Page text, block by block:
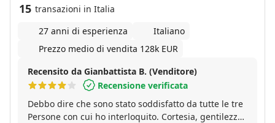
15 transazioni in Italia
27 anni di esperienza
Italiano
Prezzo medio di vendita 128k EUR
Recensito da Gianbattista B. (Venditore)
Recensione verificata
Debbo dire che sono stato soddisfatto da tutte le tre
Persone con cui ho interloquito. Cortesia, gentilezza